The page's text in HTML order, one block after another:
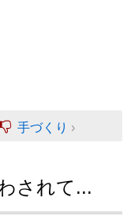
手づくり ›
されて...